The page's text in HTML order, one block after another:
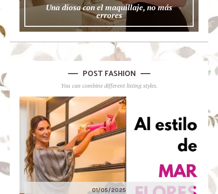
Una diosa con el maquillaje, no más
errores
POST FASHION
You can combine different listing styles.
01/05/2025